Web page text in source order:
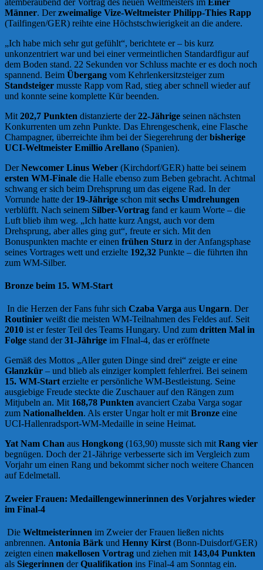
Männer. Derzweimalige Vize-Weltmeister Philipp-Thies Rapp
(Tailfingen/GER) reihte eine Höchstschwierigkeit an die andere.
„Ich habe mich sehr gut gefühlt“, berichtete er – bis kurz
unkonzentriert war und bei einer vermeintlichen Standardfigur auf
dem Boden stand. 22 Sekunden vor Schluss machte er es doch noch
spannend. Beim Übergang vom Kehrlenkersitzsteiger zum
Standsteiger musste Rapp vom Rad, stieg aber schnell wieder auf
und konnte seine komplette Kür beenden.
Mit 202,7 Punkten distanzierte der22-Jährige seinen nächsten
Konkurrenten um zehn Punkte. Das Ehrengeschenk, eine Flasche
Champagner, überreichte ihm bei der Siegerehrung derbisherige
UCI-Weltmeister Emillio Arellano (Spanien).
DerNewcomer Linus Weber (Kirchdorf/GER) hatte bei seinem
ersten WM-Finale die Halle ebenso zum Beben gebracht. Achtmal
schwang er sich beim Drehsprung um das eigene Rad. In der
Vorrunde hatte der 19-Jährige schon mit sechs Umdrehungen
verblüfft. Nach seinem Silber-Vortrag fand er kaum Worte – die
Luft blieb ihm weg. „Ich hatte kurz Angst, auch vor dem
Drehsprung, aber alles ging gut“, freute er sich. Mit den
Bonuspunkten machte er einen frühen Sturz in der Anfangsphase
seines Vortrages wett und erzielte 192,32 Punkte – die führten ihn
zum WM-Silber.
Bronze beim 15. WM-Start
In die Herzen der Fans fuhr sich Czaba Varga aus Ungarn. Der
Routinier weißt die meisten WM-Teilnahmen des Feldes auf. Seit
2010 ist er fester Teil des Teams Hungary. Und zum dritten Mal in
Folge stand der31-Jährige im FInal-4, das er eröffnete
Gemäß des Mottos „Aller guten Dinge sind drei“ zeigte er eine
Glanzkür – und blieb als einziger komplett fehlerfrei. Bei seinem
15. WM-Start erzielte er persönliche WM-Bestleistung. Seine
ausgiebige Freude steckte die Zuschauer auf den Rängen zum
Mitjubeln an. Mit 168,78 Punkten avanciert Czaba Varga sogar
zum Nationalhelden. Als erster Ungar holt er mit Bronze eine
UCI-Hallenradsport-WM-Medaille in seine Heimat.
Yat Nam Chan aus Hongkong (163,90) musste sich mit Rang vier
begnügen. Doch der 21-Jährige verbesserte sich im Vergleich zum
Vorjahr um einen Rang und bekommt sicher noch weitere Chancen
auf Edelmetall.
Zweier Frauen: Medaillengewinnerinnen des Vorjahres wieder
im Final-4
Die Weltmeisterinnen im Zweier der Frauen ließen nichts
anbrennen. Antonia Bärk und Henny Kirst (Bonn-Duisdorf/GER)
zeigten einen makellosen Vortrag und ziehen mit 143,04 Punkten
als Siegerinnen derQualifikation ins Final-4 am Sonntag ein.